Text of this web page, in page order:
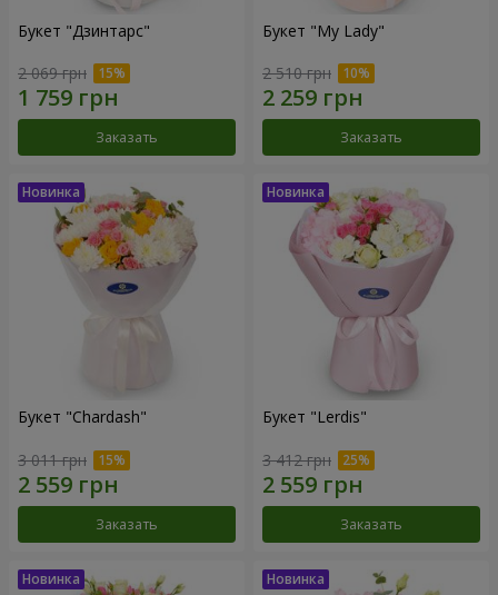
Букет "Дзинтарс"
2 069 грн
Заказать
Букет "My Lady"
2 510 грн
Заказать
Букет "Chardash"
3 011 грн
Заказать
Букет "Lerdis"
3 412 грн
Заказать